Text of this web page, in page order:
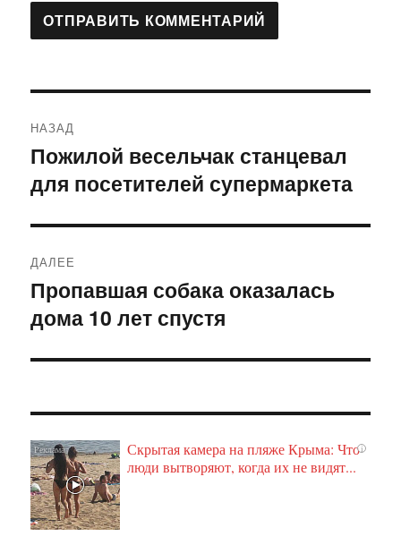
по
записям
НАЗАД
Предыдущая
запись:
Пожилой весельчак станцевал
для посетителей супермаркета
ДАЛЕЕ
Следующая
запись:
Пропавшая собака оказалась
дома 10 лет спустя
i
Скрытая камера на пляже Крыма: Что
люди вытворяют, когда их не видят...